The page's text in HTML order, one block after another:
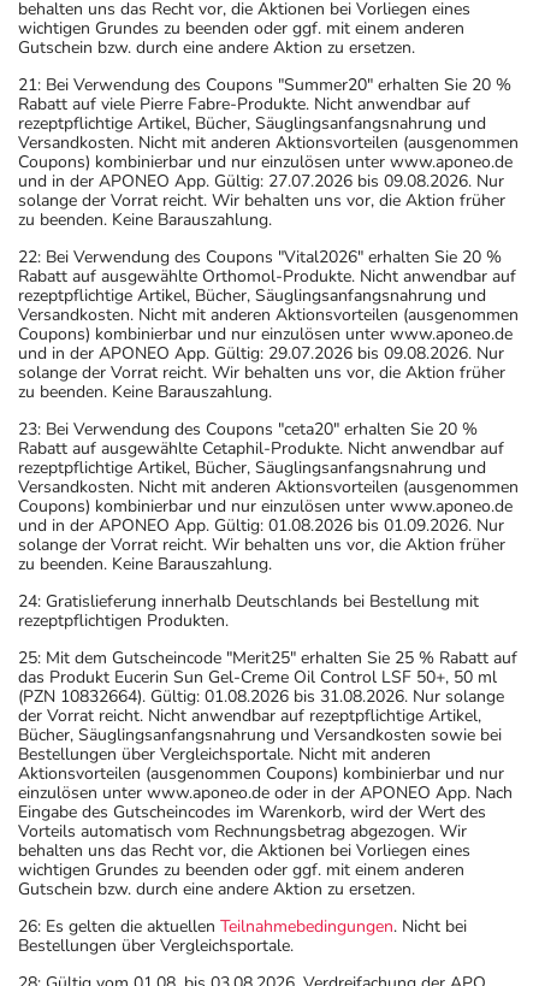
behalten uns das Recht vor, die Aktionen bei Vorliegen eines
wichtigen Grundes zu beenden oder ggf. mit einem anderen
Gutschein bzw. durch eine andere Aktion zu ersetzen.
21: Bei Verwendung des Coupons "Summer20" erhalten Sie 20 %
Rabatt auf viele Pierre Fabre-Produkte. Nicht anwendbar auf
rezeptpflichtige Artikel, Bücher, Säuglingsanfangsnahrung und
Versandkosten. Nicht mit anderen Aktionsvorteilen (ausgenommen
Coupons) kombinierbar und nur einzulösen unter www.aponeo.de
und in der APONEO App. Gültig: 27.07.2026 bis 09.08.2026. Nur
solange der Vorrat reicht. Wir behalten uns vor, die Aktion früher
zu beenden. Keine Barauszahlung.
22: Bei Verwendung des Coupons "Vital2026" erhalten Sie 20 %
Rabatt auf ausgewählte Orthomol-Produkte. Nicht anwendbar auf
rezeptpflichtige Artikel, Bücher, Säuglingsanfangsnahrung und
Versandkosten. Nicht mit anderen Aktionsvorteilen (ausgenommen
Coupons) kombinierbar und nur einzulösen unter www.aponeo.de
und in der APONEO App. Gültig: 29.07.2026 bis 09.08.2026. Nur
solange der Vorrat reicht. Wir behalten uns vor, die Aktion früher
zu beenden. Keine Barauszahlung.
23: Bei Verwendung des Coupons "ceta20" erhalten Sie 20 %
Rabatt auf ausgewählte Cetaphil-Produkte. Nicht anwendbar auf
rezeptpflichtige Artikel, Bücher, Säuglingsanfangsnahrung und
Versandkosten. Nicht mit anderen Aktionsvorteilen (ausgenommen
Coupons) kombinierbar und nur einzulösen unter www.aponeo.de
und in der APONEO App. Gültig: 01.08.2026 bis 01.09.2026. Nur
solange der Vorrat reicht. Wir behalten uns vor, die Aktion früher
zu beenden. Keine Barauszahlung.
24: Gratislieferung innerhalb Deutschlands bei Bestellung mit
rezeptpflichtigen Produkten.
25: Mit dem Gutscheincode "Merit25" erhalten Sie 25 % Rabatt auf
das Produkt Eucerin Sun Gel-Creme Oil Control LSF 50+, 50 ml
(PZN 10832664). Gültig: 01.08.2026 bis 31.08.2026. Nur solange
der Vorrat reicht. Nicht anwendbar auf rezeptpflichtige Artikel,
Bücher, Säuglingsanfangsnahrung und Versandkosten sowie bei
Bestellungen über Vergleichsportale. Nicht mit anderen
Aktionsvorteilen (ausgenommen Coupons) kombinierbar und nur
einzulösen unter www.aponeo.de oder in der APONEO App. Nach
Eingabe des Gutscheincodes im Warenkorb, wird der Wert des
Vorteils automatisch vom Rechnungsbetrag abgezogen. Wir
behalten uns das Recht vor, die Aktionen bei Vorliegen eines
wichtigen Grundes zu beenden oder ggf. mit einem anderen
Gutschein bzw. durch eine andere Aktion zu ersetzen.
26: Es gelten die aktuellen Teilnahmebedingungen. Nicht bei
Bestellungen über Vergleichsportale.